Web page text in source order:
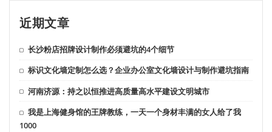
近期文章
长沙粉店招牌设计制作必须避坑的4个细节
标识文化墙定制怎么选？企业办公室文化墙设计与制作避坑指南
河南济源：持之以恒推进高质量高水平建设文明城市
我是上海健身馆的王牌教练，一天一个身材丰满的女人给了我
1000